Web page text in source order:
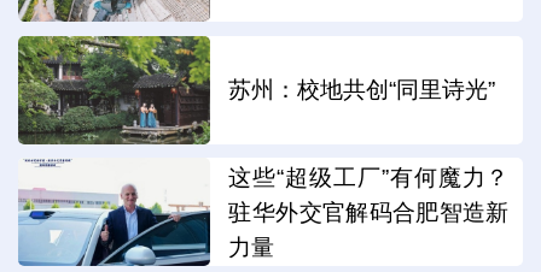
苏州：校地共创“同里诗光”
这些“超级工厂”有何魔力？
驻华外交官解码合肥智造新
力量